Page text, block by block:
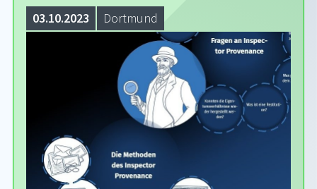
03.10.2023 Dort­mund